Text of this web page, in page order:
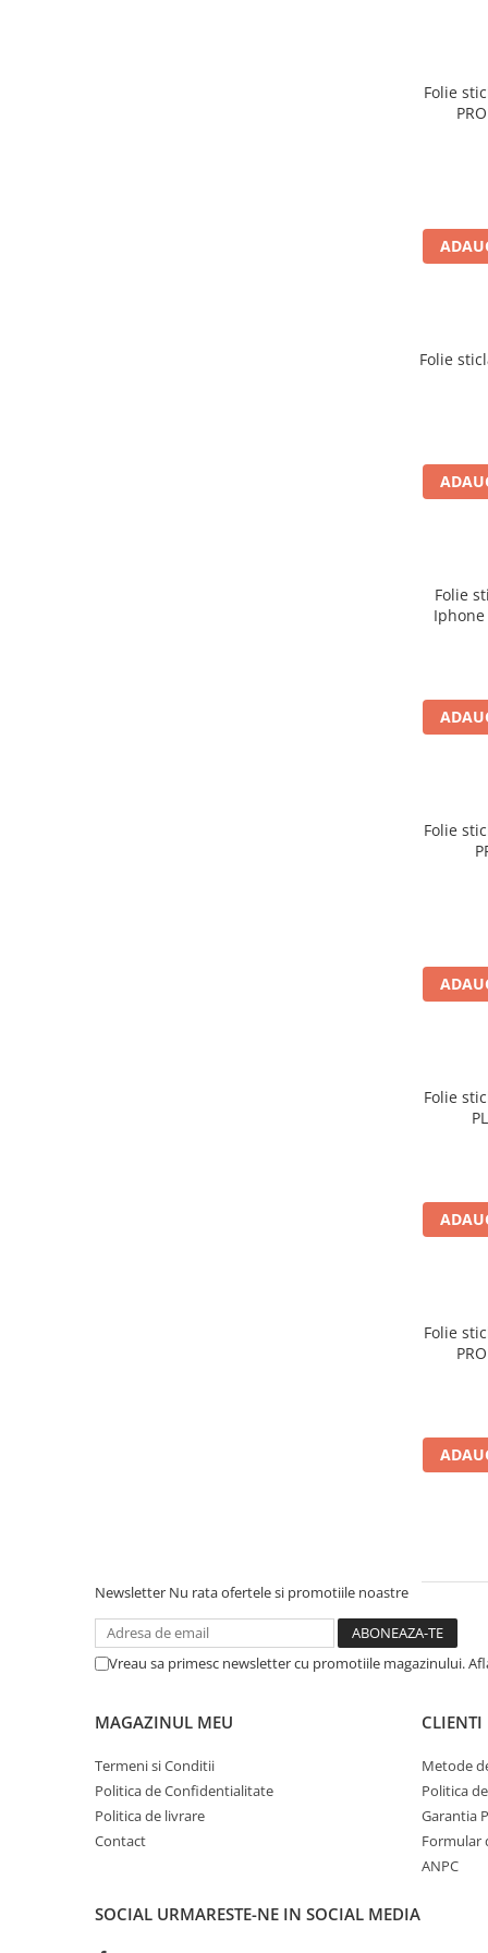
Folie
Folie
Folie
Iphone
Folie
Folie
Folie
Newsletter Nu rata ofertele si promotiile noastre
Vreau sa primesc newsletter cu promotiile magazinului.
MAGAZINUL MEU
Termeni si Conditii
Politica de Confidentialitate
Politica de livrare
Contact
CLIENTI
Metode
Politica
Garantia
Formular
ANPC
SOCIAL URMARESTE-NE IN SOCIAL MEDIA